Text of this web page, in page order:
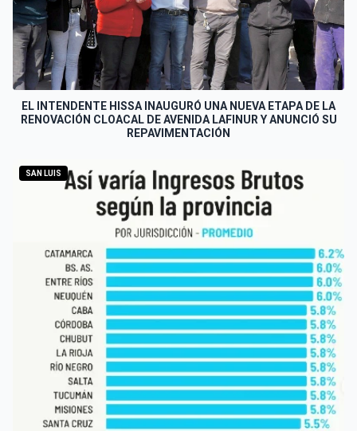
EL INTENDENTE HISSA INAUGURÓ UNA NUEVA ETAPA DE LA
RENOVACIÓN CLOACAL DE AVENIDA LAFINUR Y ANUNCIÓ SU
REPAVIMENTACIÓN
SAN LUIS